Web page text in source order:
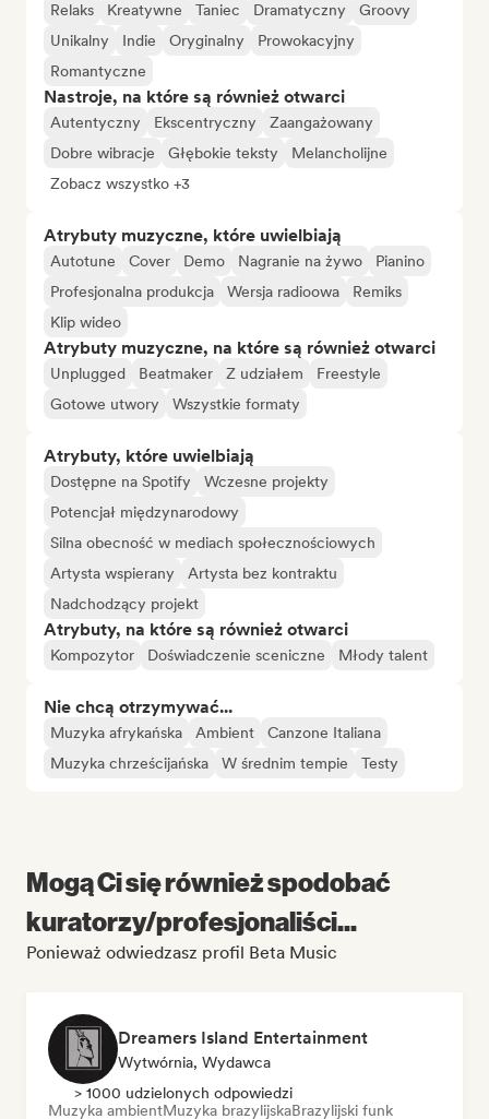
Relaks Kreatywne Taniec Dramatyczny
Groovy
Unikalny
Indie Oryginalny
Prowokacyjny
Romantyczne
Nastroje, na które są również otwarci
Autentyczny Ekscentryczny
Zaangażowany
Dobre wibracje
Głębokie teksty
Melancholijne
Zobacz wszystko +3
Atrybuty muzyczne, które uwielbiają
Autotune Cover Demo Nagranie na żywo
Pianino
Profesjonalna produkcja
Wersja radioowa
Remiks
Klip wideo
Atrybuty muzyczne, na które są również otwarci
Unplugged Beatmaker Z udziałem
Freestyle
Gotowe utwory
Wszystkie formaty
Atrybuty, które uwielbiają
Dostępne na Spotify
Wczesne projekty
Potencjał międzynarodowy
Silna obecność w mediach społecznościowych
Artysta wspierany
Artysta bez kontraktu
Nadchodzący projekt
Atrybuty, na które są również otwarci
Kompozytor Doświadczenie sceniczne Młody talent
Nie chcą otrzymywać...
Muzyka afrykańska Ambient
Canzone Italiana
Muzyka chrześcijańska
W średnim tempie Testy
Mogą Ci się również spodobać
kuratorzy/profesjonaliści...
Ponieważ odwiedzasz profil Beta Music
Dreamers Island Entertainment
Wytwórnia, Wydawca
> 1000 udzielonych odpowiedzi
Muzyka ambientMuzyka brazylijskaBrazylijski funk